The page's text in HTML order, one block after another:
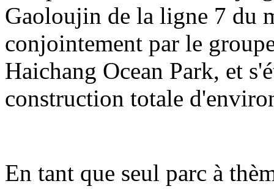
Gaoloujin de la ligne 7 du
conjointement par le
Haichang Ocean Park, et
construction totale
En tant que seul parc à